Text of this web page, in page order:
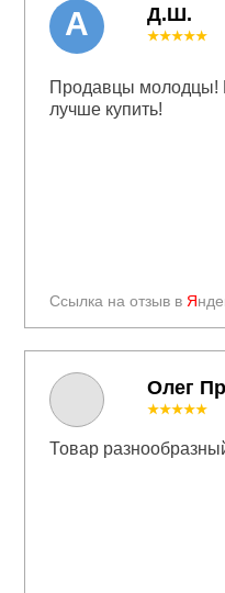
Олег
Д.Ш.
Ссылка на отзыв в Я
★★★★★
Продавцы молодцы!
лучше купить!
А
★★★★★
Товар